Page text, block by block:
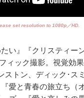
set resolution to 1080p／HD.
い』『クリスティー
ィック撮影。視覚効
ストン、ディック･ス
『愛と青春の旅立ち